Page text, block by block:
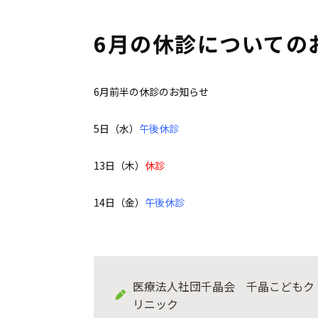
6月の休診についての
6月前半の休診のお知らせ
5日（水） 午後休診
13日（木） 休診
14日（金） 午後休診
医療法人社団千晶会 千晶こどもク
リニック